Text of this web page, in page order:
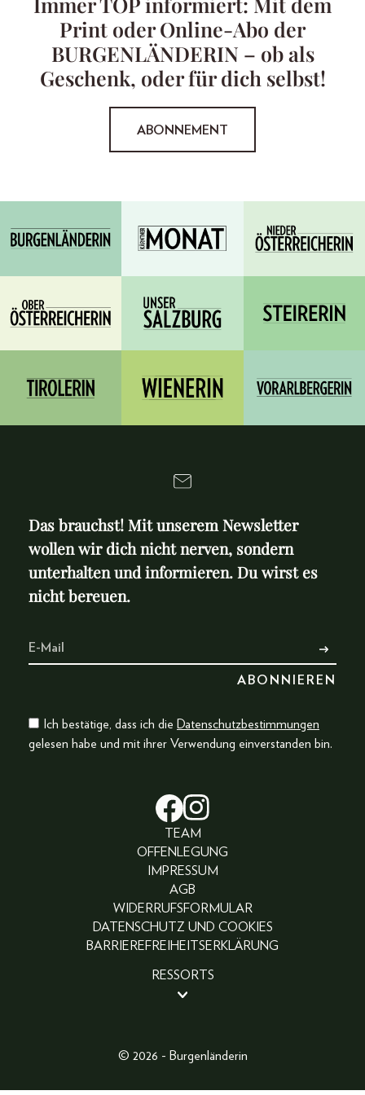
Print oder Online-Abo der
BURGENLÄNDERIN – ob als
Geschenk, oder für dich selbst!
ABONNEMENT
Das brauchst! Mit unserem Newsletter
wollen wir dich nicht nerven, sondern
unterhalten und informieren. Du wirst es
nicht bereuen.
Ich bestätige, dass ich die Datenschutzbestimmungen
gelesen habe und mit ihrer Verwendung einverstanden bin.
TEAM
OFFENLEGUNG
IMPRESSUM
AGB
WIDERRUFSFORMULAR
DATENSCHUTZ UND COOKIES
BARRIEREFREIHEITSERKLÄRUNG
RESSORTS
FASHION
© 2026 - Burgenländerin